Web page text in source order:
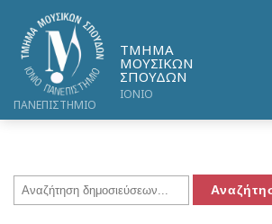
ΤΜΗΜΑ
ΜΟΥΣΙΚΩΝ
ΣΠΟΥΔΩΝ
ΙΟΝΙΟ
ΠΑΝΕΠΙΣΤΗΜΙΟ